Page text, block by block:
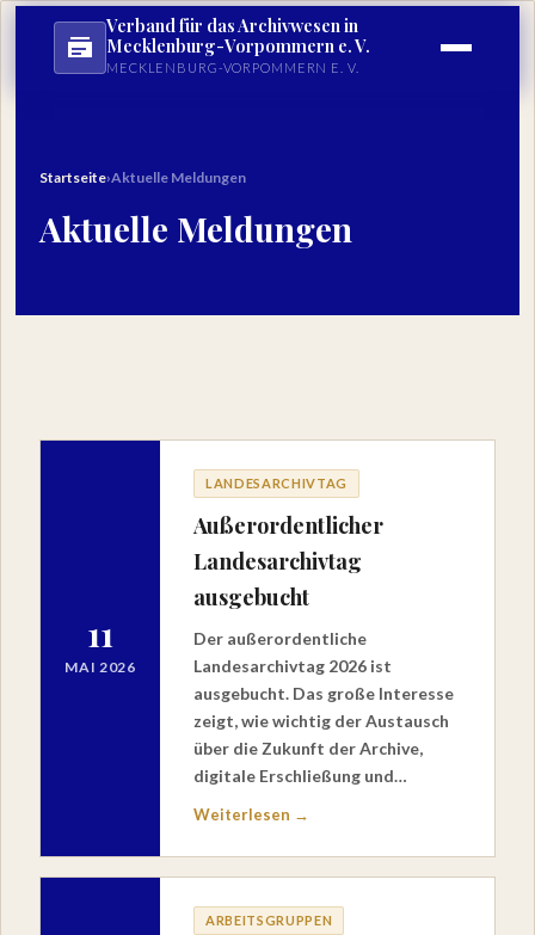
Verband für das Archivwesen in
Mecklenburg-Vorpommern e. V.
MECKLENBURG-VORPOMMERN E. V.
Startseite›Aktuelle Meldungen
Aktuelle Meldungen
11
MAI 2026
LANDESARCHIVTAG
Außerordentlicher
Landesarchivtag
ausgebucht
Der außerordentliche
Landesarchivtag 2026 ist
ausgebucht. Das große Interesse
zeigt, wie wichtig der Austausch
über die Zukunft der Archive,
digitale Erschließung und…
Weiterlesen →
ARBEITSGRUPPEN